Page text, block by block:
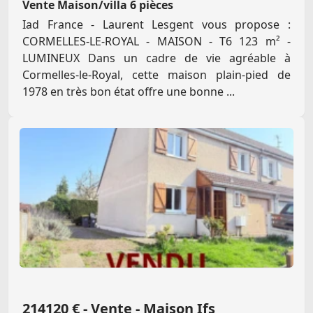
Vente Maison/villa 6 pièces
Iad France - Laurent Lesgent vous propose :
CORMELLES-LE-ROYAL - MAISON - T6 123 m² -
LUMINEUX Dans un cadre de vie agréable à
Cormelles-le-Royal, cette maison plain-pied de
1978 en très bon état offre une bonne ...
214120 € - Vente - Maison Ifs